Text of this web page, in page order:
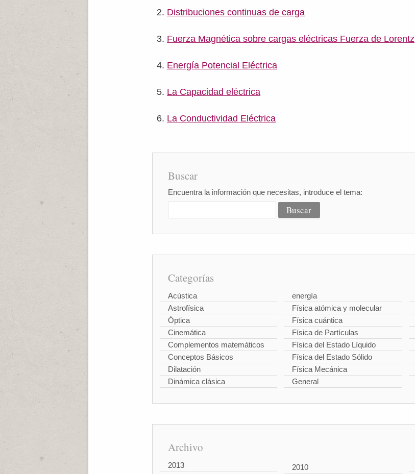
Distribuciones continuas de carga
Fuerza Magnética sobre cargas eléctricas Fuerza de Lorentz
Energía Potencial Eléctrica
La Capacidad eléctrica
La Conductividad Eléctrica
Buscar
Encuentra la información que necesitas, introduce el tema:
Categorías
Acústica
Astrofísica
Óptica
Cinemática
Complementos matemáticos
Conceptos Básicos
Dilatación
Dinámica clásica
energía
Física atómica y molecular
Física cuántica
Física de Partículas
Física del Estado Líquido
Física del Estado Sólido
Física Mecánica
General
Archivo
2013
2010